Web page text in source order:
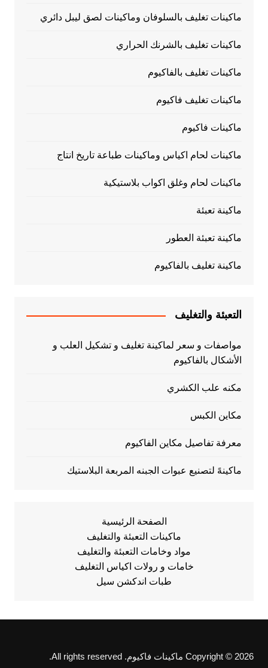
ماكينات تغليف بالسلوفان وماكينات لصق ليبل دائري
ماكينات تغليف بالشرنك الحراري
ماكينات تغليف بالفاكيوم
ماكينات تغليف فاكيوم
ماكينات فاكيوم
ماكينات لحام اكياس وماكينات طباعة تاريخ انتاج
ماكينات لحام وغلق اكواب بلاستيكية
ماكينة تعبئة
ماكينة تعبئة العطور
ماكينة تغليف بالفاكيوم
التعبئة والتغليف
مواصفات و سعر لماكينة تغليف و تشكيل العلب و
الأشكال بالفاكيوم
مكنه علب الكشري
مكاين الكبس
معرفة تفاصيل مكاين الفاكيوم
ماكينهً لتصنيع عبوات الجبنه المربعة البلاستيك
الصفحة الرئيسية
ماكينات التعبئة والتغليف
مواد وخامات التعبئة والتغليف
خامات و رولات اكياس التغليف
طبات اندكشن سيل
Copyright © 2026 ماكينات فاكيوم. All rights reserved.